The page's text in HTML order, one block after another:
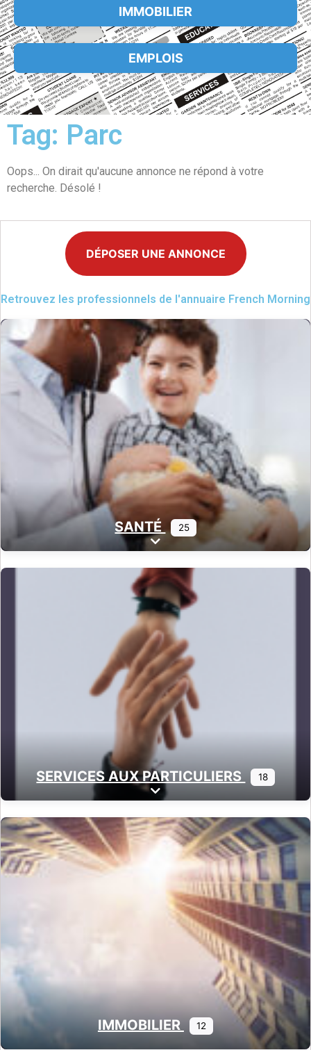
IMMOBILIER
EMPLOIS
Tag: Parc
Oops... On dirait qu'aucune annonce ne répond à votre
recherche. Désolé !
DÉPOSER UNE ANNONCE
Retrouvez les professionnels de l'annuaire French Morning
SANTÉ 25
Expand sub-categories
SERVICES AUX PARTICULIERS 18
Expand sub-categories
IMMOBILIER 12